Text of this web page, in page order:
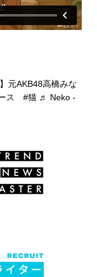
元AKB48高橋みな
ス #猫 ♬ Neko -